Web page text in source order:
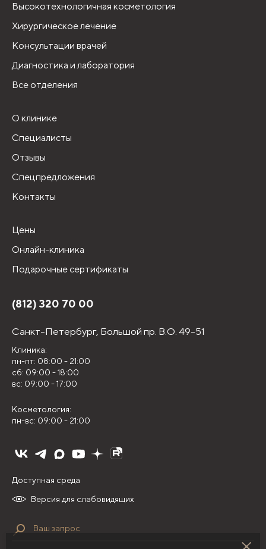
Высокотехнологичная косметология
Хирургическое лечение
Консультации врачей
Диагностика и лаборатория
Все отделения
О клинике
Специалисты
Отзывы
Спецпредложения
Контакты
Цены
Онлайн-клиника
Подарочные сертификаты
(812) 320 70 00
Санкт-Петербург, Большой пр. В.О. 49-51
Клиника:
пн-пт: 08:00 - 21:00
сб: 09:00 - 18:00
вс: 09:00 - 17:00
Косметология:
пн-вс: 09:00 - 21:00
Версия для слабовидящих
Доступная среда